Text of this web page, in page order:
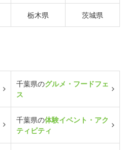
栃木県 茨城県
千葉県のグルメ・フードフェ
ス
千葉県の体験イベント・アク
ティビティ